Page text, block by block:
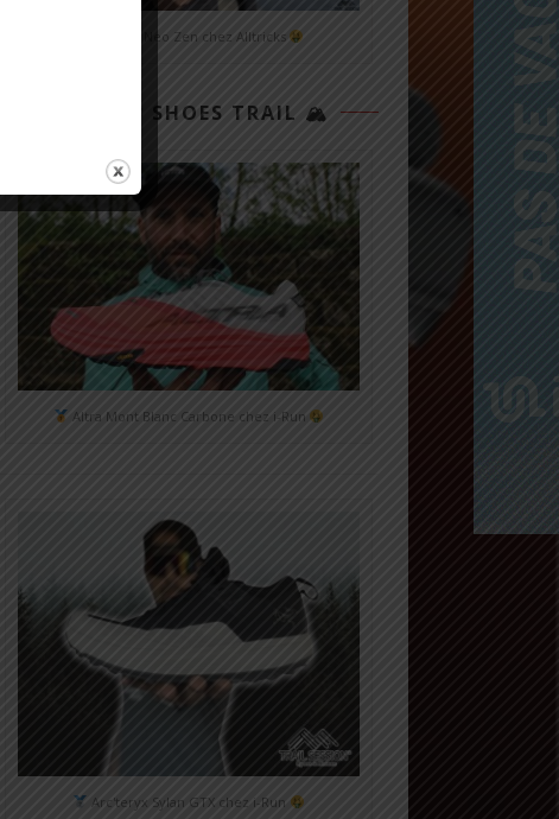
Mizuno Neo Zen chez Alltricks
TOP 3 SHOES TRAIL 🏔
Altra Mont Blanc Carbone chez i-Run
Arc'teryx Sylan GTX chez i-Run